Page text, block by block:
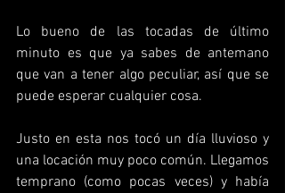
Lo bueno de las tocadas de último
minuto es que ya sabes de antemano
que van a tener algo peculiar, así que se
puede esperar cualquier cosa.
Justo en esta nos tocó un día lluvioso y
una locación muy poco común. Llegamos
temprano (como pocas veces) y había